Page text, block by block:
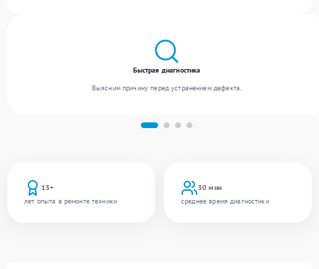
13+
лет опыта в ремонте техники
30 мин
среднее время диагностики
Быстрая диагностика
Выясним причину перед устранением дефекта.